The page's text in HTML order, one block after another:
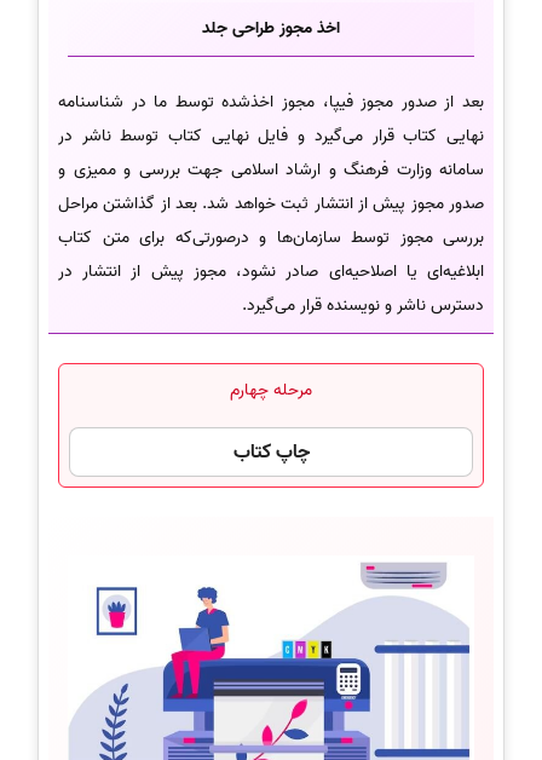
اخذ مجوز طراحی جلد
بعد از صدور مجوز فیپا، مجوز اخذشده توسط ما در شناسنامه
نهایی کتاب قرار می‌گیرد و فایل نهایی کتاب توسط ناشر در
سامانه وزارت فرهنگ و ارشاد اسلامی جهت بررسی و ممیزی و
صدور مجوز پیش از انتشار ثبت خواهد شد. بعد از گذاشتن مراحل
بررسی مجوز توسط سازمان‌ها و درصورتی‌که برای متن کتاب
ابلاغیه‌ای یا اصلاحیه‌ای صادر نشود، مجوز پیش از انتشار در
دسترس ناشر و نویسنده قرار می‌گیرد.
مرحله چهارم
چاپ کتاب